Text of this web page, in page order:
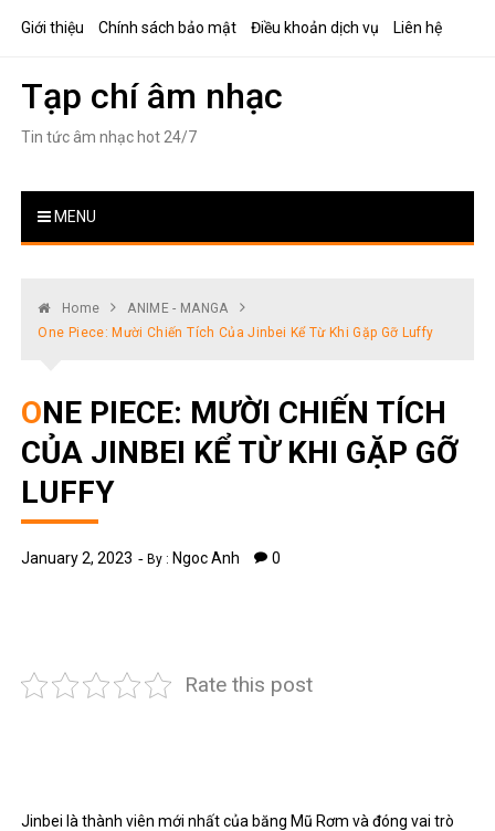
Giới thiệu Chính sách bảo mật Điều khoản dịch vụ Liên hệ
Tạp chí âm nhạc
Tin tức âm nhạc hot 24/7
MENU
Home
ANIME - MANGA
One Piece: Mười Chiến Tích Của Jinbei Kể Từ Khi Gặp Gỡ Luffy
ONE PIECE: MƯỜI CHIẾN TÍCH
CỦA JINBEI KỂ TỪ KHI GẶP GỠ
LUFFY
January 2, 2023 By : Ngoc Anh 0
Rate this post
Jinbei là thành viên mới nhất của băng Mũ Rơm và đóng vai trò